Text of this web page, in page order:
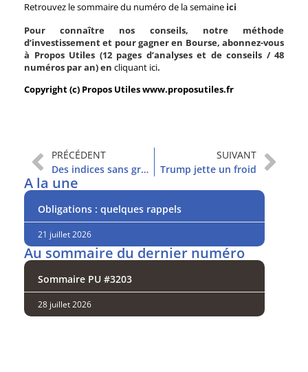
Retrouvez le sommaire du numéro de la semaine ici
Pour connaître nos conseils, notre méthode
d’investissement et pour gagner en Bourse, abonnez-vous
à Propos Utiles (12 pages d’analyses et de conseils / 48
numéros par an) en cliquant ici.
Copyright (c) Propos Utiles www.proposutiles.fr
PRÉCÉDENT
Des indices sans grande direction
SUIVANT
Trump jette un froid
A la une
Obligations : quelques rappels
21 juillet 2026
Au sommaire du dernier numéro
Sommaire PU #3203
28 juillet 2026